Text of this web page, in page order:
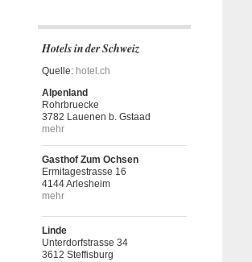
Hotels in der Schweiz
Quelle: hotel.ch
Alpenland
Rohrbruecke
3782 Lauenen b. Gstaad
mehr
Gasthof Zum Ochsen
Ermitagestrasse 16
4144 Arlesheim
mehr
Linde
Unterdorfstrasse 34
3612 Steffisburg